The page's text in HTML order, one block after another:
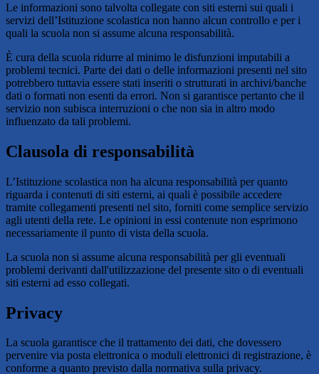
Le informazioni sono talvolta collegate con siti esterni sui quali i
servizi dell’Istituzione scolastica non hanno alcun controllo e per i
quali la scuola non si assume alcuna responsabilità.
È cura della scuola ridurre al minimo le disfunzioni imputabili a
problemi tecnici. Parte dei dati o delle informazioni presenti nel sito
potrebbero tuttavia essere stati inseriti o strutturati in archivi/banche
dati o formati non esenti da errori. Non si garantisce pertanto che il
servizio non subisca interruzioni o che non sia in altro modo
influenzato da tali problemi.
Clausola di responsabilità
L’Istituzione scolastica non ha alcuna responsabilità per quanto
riguarda i contenuti di siti esterni, ai quali è possibile accedere
tramite collegamenti presenti nel sito, forniti come semplice servizio
agli utenti della rete. Le opinioni in essi contenute non esprimono
necessariamente il punto di vista della scuola.
La scuola non si assume alcuna responsabilità per gli eventuali
problemi derivanti dall'utilizzazione del presente sito o di eventuali
siti esterni ad esso collegati.
Privacy
La scuola garantisce che il trattamento dei dati, che dovessero
pervenire via posta elettronica o moduli elettronici di registrazione, è
conforme a quanto previsto dalla normativa sulla privacy.